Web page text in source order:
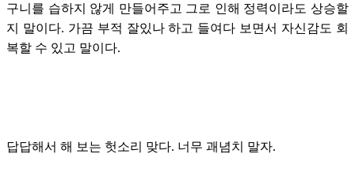
구니를 습하지 않게 만들어주고 그로 인해 정력이라도 상승할
지 말이다. 가끔 부적 잘있나 하고 들여다 보면서 자신감도 회
복할 수 있고 말이다.
답답해서 해 보는 헛소리 맞다. 너무 괘념치 말자.